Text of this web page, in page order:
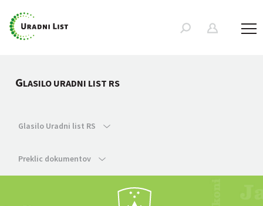
GLASILO URADNI LIST RS
Glasilo Uradni list RS
Preklic dokumentov